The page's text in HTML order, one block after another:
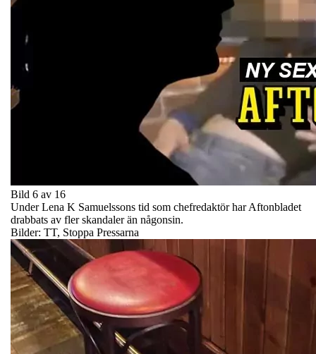
Bild 6 av 16
Under Lena K Samuelssons tid som chefredaktör har Aftonbladet
drabbats av fler skandaler än någonsin.
Bilder: TT, Stoppa Pressarna